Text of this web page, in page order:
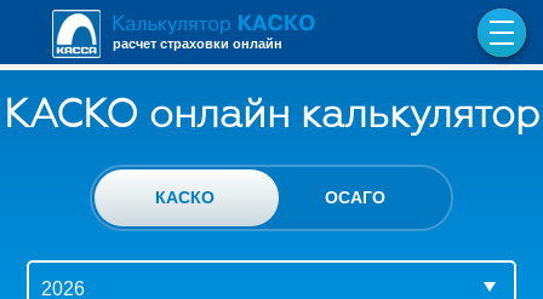
расчет страховки онлайн
КАСКО онлайн калькулятор
КАСКО ОСАГО